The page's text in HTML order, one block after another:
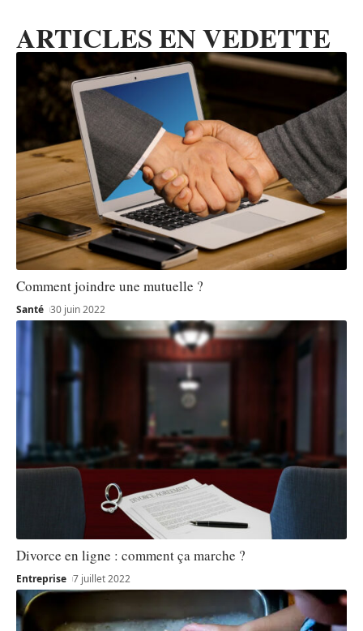
ARTICLES EN VEDETTE
Comment joindre une mutuelle ?
Santé 30 juin 2022
Divorce en ligne : comment ça marche ?
Entreprise 7 juillet 2022